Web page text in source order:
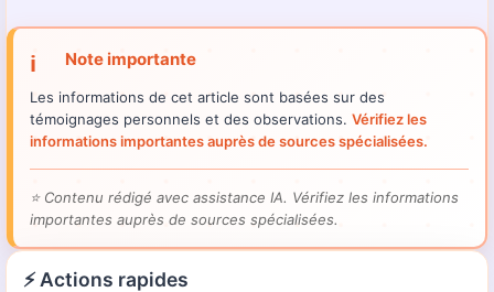
ℹ️ Note importante
Les informations de cet article sont basées sur des
témoignages personnels et des observations. Vérifiez les
informations importantes auprès de sources spécialisées.
⭐ Contenu rédigé avec assistance IA. Vérifiez les informations
importantes auprès de sources spécialisées.
⚡ Actions rapides